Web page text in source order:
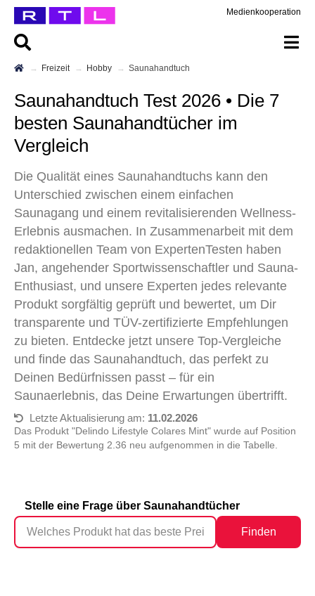
Medienkooperation
Freizeit Hobby Saunahandtuch
Saunahandtuch Test 2026 • Die 7
besten Saunahandtücher im
Vergleich
Die Qualität eines Saunahandtuchs kann den
Unterschied zwischen einem einfachen
Saunagang und einem revitalisierenden Wellness-
Erlebnis ausmachen. In Zusammenarbeit mit dem
redaktionellen Team von ExpertenTesten haben
Jan, angehender Sportwissenschaftler und Sauna-
Enthusiast, und unsere Experten jedes relevante
Produkt sorgfältig geprüft und bewertet, um Dir
transparente und TÜV-zertifizierte Empfehlungen
zu bieten. Entdecke jetzt unsere Top-Vergleiche
und finde das Saunahandtuch, das perfekt zu
Deinen Bedürfnissen passt – für ein
Saunaerlebnis, das Deine Erwartungen übertrifft.
Letzte Aktualisierung am: 11.02.2026
Das Produkt "Delindo Lifestyle Colares Mint" wurde auf Position
5 mit der Bewertung 2.36 neu aufgenommen in die Tabelle.
Stelle eine Frage über Saunahandtücher
Finden